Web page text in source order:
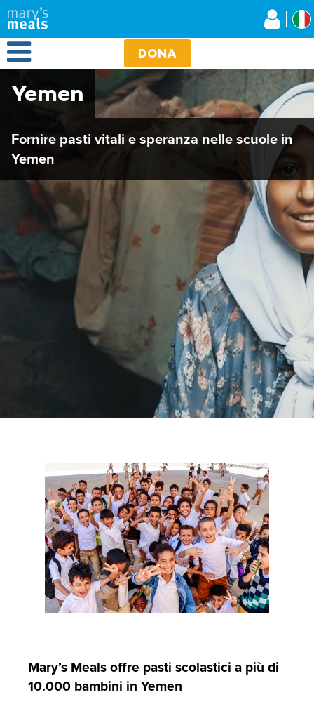
Salta
al
contenuto
principale
Open Menu DONA
Yemen
Fornire pasti vitali e speranza nelle scuole in
Yemen
Mary’s Meals offre pasti scolastici a più di
10.000 bambini in Yemen